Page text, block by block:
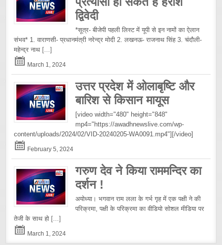
द्विवेदी
*सूत्र- बीजेपी पहली लिस्ट में यूपी से इन नामों का ऐलान
संभव* 1. वाराणसी- प्रधानमंत्री नरेन्द्र मोदी 2. लखनऊ- राजनाथ सिंह 3. चंदौली-
महेन्द्र नाथ [...]
March 1, 2024
उत्तर प्रदेश में ओलाबृष्टि और
बारिश से किसान मायूस
[video width="480" height="848"
mp4="https://awadhnewslive.com/wp-
content/uploads/2024/02/VID-20240205-WA0091.mp4"][/video]
February 5, 2024
गरुण देव ने किया राममन्दिर का
दर्शन !
अयोध्या। भगवान राम लला के गर्भ गृह में एक पक्षी ने की
परिक्रमा, पक्षी के परिक्रमा का वीडियो सोशल मीडिया पर
तेजी के साथ हो [...]
March 1, 2024